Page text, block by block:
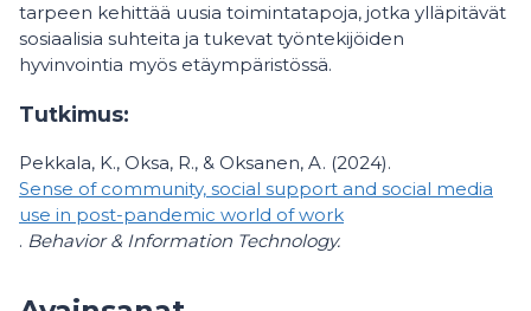
tarpeen kehittää uusia toimintatapoja, jotka ylläpitävät
sosiaalisia suhteita ja tukevat työntekijöiden
hyvinvointia myös etäympäristössä.
Tutkimus:
Pekkala, K., Oksa, R., & Oksanen, A. (2024).
Sense of community, social support and social media
use in post-pandemic world of work
. Behavior & Information Technology.